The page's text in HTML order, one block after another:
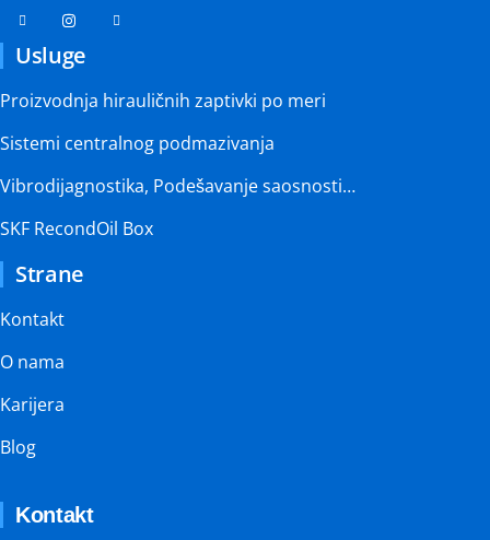
Usluge
Proizvodnja hirauličnih zaptivki po meri
Sistemi centralnog podmazivanja
Vibrodijagnostika, Podešavanje saosnosti…
SKF RecondOil Box
Strane
Kontakt
O nama
Karijera
Blog
Kontakt